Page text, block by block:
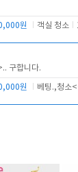
원 객실 청소
구합니다.
원